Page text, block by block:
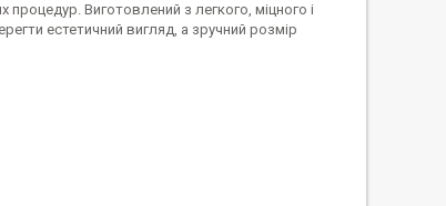
процедур. Виготовлений з легкого, міцного і
естетичний вигляд, а зручний розмір